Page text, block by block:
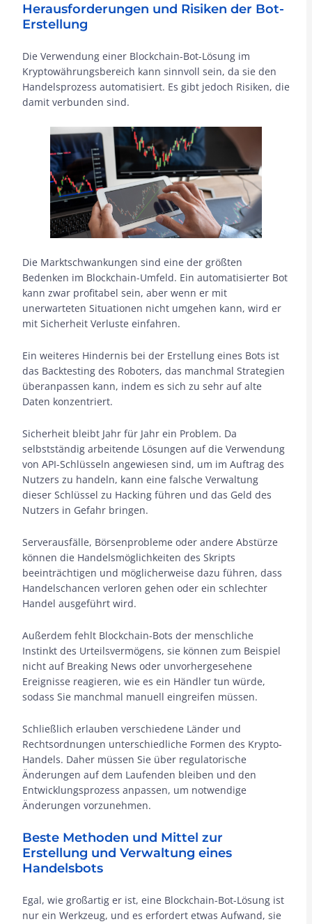
Herausforderungen und Risiken der Bot-
Erstellung
Die Verwendung einer Blockchain-Bot-Lösung im
Kryptowährungsbereich kann sinnvoll sein, da sie den
Handelsprozess automatisiert. Es gibt jedoch Risiken, die
damit verbunden sind.
Die Marktschwankungen sind eine der größten
Bedenken im Blockchain-Umfeld. Ein automatisierter Bot
kann zwar profitabel sein, aber wenn er mit
unerwarteten Situationen nicht umgehen kann, wird er
mit Sicherheit Verluste einfahren.
Ein weiteres Hindernis bei der Erstellung eines Bots ist
das Backtesting des Roboters, das manchmal Strategien
überanpassen kann, indem es sich zu sehr auf alte
Daten konzentriert.
Sicherheit bleibt Jahr für Jahr ein Problem. Da
selbstständig arbeitende Lösungen auf die Verwendung
von API-Schlüsseln angewiesen sind, um im Auftrag des
Nutzers zu handeln, kann eine falsche Verwaltung
dieser Schlüssel zu Hacking führen und das Geld des
Nutzers in Gefahr bringen.
Serverausfälle, Börsenprobleme oder andere Abstürze
können die Handelsmöglichkeiten des Skripts
beeinträchtigen und möglicherweise dazu führen, dass
Handelschancen verloren gehen oder ein schlechter
Handel ausgeführt wird.
Außerdem fehlt Blockchain-Bots der menschliche
Instinkt des Urteilsvermögens, sie können zum Beispiel
nicht auf Breaking News oder unvorhergesehene
Ereignisse reagieren, wie es ein Händler tun würde,
sodass Sie manchmal manuell eingreifen müssen.
Schließlich erlauben verschiedene Länder und
Rechtsordnungen unterschiedliche Formen des Krypto-
Handels. Daher müssen Sie über regulatorische
Änderungen auf dem Laufenden bleiben und den
Entwicklungsprozess anpassen, um notwendige
Änderungen vorzunehmen.
Beste Methoden und Mittel zur
Erstellung und Verwaltung eines
Handelsbots
Egal, wie großartig er ist, eine Blockchain-Bot-Lösung ist
nur ein Werkzeug, und es erfordert etwas Aufwand, sie